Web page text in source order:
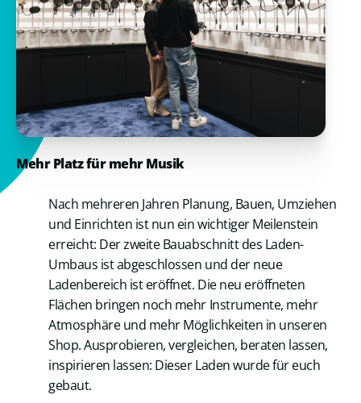
Mehr Platz für mehr Musik
Nach mehreren Jahren Planung, Bauen, Umziehen
und Einrichten ist nun ein wichtiger Meilenstein
erreicht: Der zweite Bauabschnitt des Laden-
Umbaus ist abgeschlossen und der neue
Ladenbereich ist eröffnet. Die neu eröffneten
Flächen bringen noch mehr Instrumente, mehr
Atmosphäre und mehr Möglichkeiten in unseren
Shop. Ausprobieren, vergleichen, beraten lassen,
inspirieren lassen: Dieser Laden wurde für euch
gebaut.